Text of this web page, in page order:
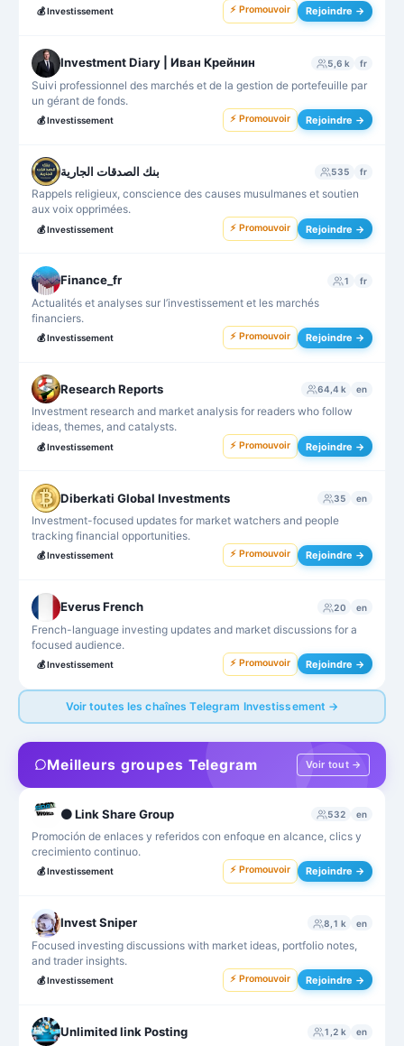
💰Investissement ⚡ Promouvoir Rejoindre →
Investment Diary | Иван Крейнин 5,6 k fr
Suivi professionnel des marchés et de la gestion de portefeuille par
un gérant de fonds.
💰Investissement ⚡ Promouvoir Rejoindre →
بنك الصدقات الجارية 535 fr
Rappels religieux, conscience des causes musulmanes et soutien
aux voix opprimées.
💰Investissement ⚡ Promouvoir Rejoindre →
Finance_fr 1 fr
Actualités et analyses sur l’investissement et les marchés
financiers.
💰Investissement ⚡ Promouvoir Rejoindre →
Research Reports 64,4 k en
Investment research and market analysis for readers who follow
ideas, themes, and catalysts.
💰Investissement ⚡ Promouvoir Rejoindre →
Diberkati Global Investments 35 en
Investment-focused updates for market watchers and people
tracking financial opportunities.
💰Investissement ⚡ Promouvoir Rejoindre →
Everus French 20 en
French-language investing updates and market discussions for a
focused audience.
💰Investissement ⚡ Promouvoir Rejoindre →
Voir toutes les chaînes Telegram Investissement →
Meilleurs groupes Telegram Voir tout →
⚫ Link Share Group 532 en
Promoción de enlaces y referidos con enfoque en alcance, clics y
crecimiento continuo.
💰Investissement ⚡ Promouvoir Rejoindre →
Invest Sniper 8,1 k en
Focused investing discussions with market ideas, portfolio notes,
and trader insights.
💰Investissement ⚡ Promouvoir Rejoindre →
Unlimited link Posting 1,2 k en